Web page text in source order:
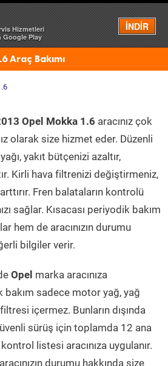
Hizmetleri
Google Play
İNDİR
Menü
Araç Bakımı
Opel Mokka 1.6 aracınız çok
olarak size hizmet eder. Düzenli
yakıt bütçenizi azaltır,
Kirli hava filtrenizi değiştirmeniz,
Fren balataların kontrolü
sağlar. Kısacası periyodik bakım
hem de aracınızın durumu
bilgiler verir.
Opel marka aracınıza
bakım sadece motor yağ, yağ
içermez. Bunların dışında
güvenli sürüş için toplamda 12 ana
listesi aracınıza uygulanır.
durumu hakkında size